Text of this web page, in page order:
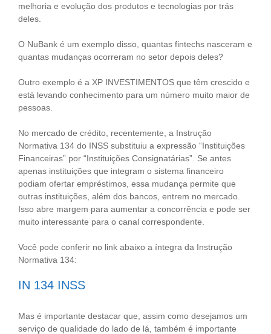
melhoria e evolução dos produtos e tecnologias por trás
deles.
O NuBank é um exemplo disso, quantas fintechs nasceram e
quantas mudanças ocorreram no setor depois deles?
Outro exemplo é a XP INVESTIMENTOS que têm crescido e
está levando conhecimento para um número muito maior de
pessoas.
No mercado de crédito, recentemente, a Instrução
Normativa 134 do INSS substituiu a expressão “Instituições
Financeiras” por “Instituições Consignatárias”. Se antes
apenas instituições que integram o sistema financeiro
podiam ofertar empréstimos, essa mudança permite que
outras instituições, além dos bancos, entrem no mercado.
Isso abre margem para aumentar a concorrência e pode ser
muito interessante para o canal correspondente.
Você pode conferir no link abaixo a íntegra da Instrução
Normativa 134:
IN 134 INSS
Mas é importante destacar que, assim como desejamos um
serviço de qualidade do lado de lá, também é importante